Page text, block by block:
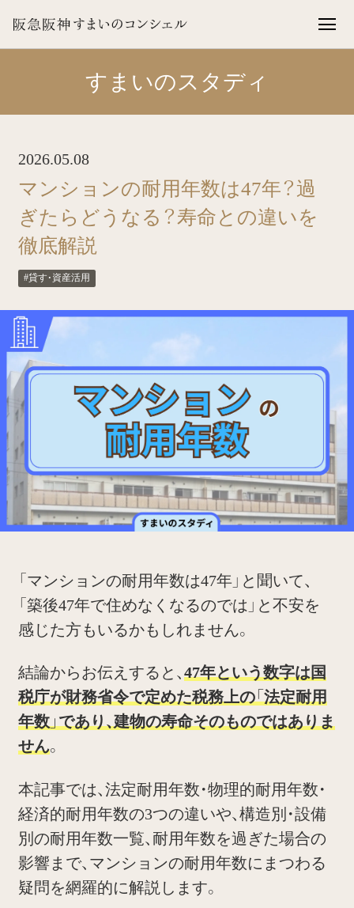
すまいのスタディ
2026.05.08
マンションの耐用年数は47年？過
ぎたらどうなる？寿命との違いを
徹底解説
#貸す・資産活用
「マンションの耐用年数は47年」と聞いて、
「築後47年で住めなくなるのでは」と不安を
感じた方もいるかもしれません。
結論からお伝えすると、47年という数字は国
税庁が財務省令で定めた税務上の「法定耐用
年数」であり、建物の寿命そのものではありま
せん。
本記事では、法定耐用年数・物理的耐用年数・
経済的耐用年数の3つの違いや、構造別・設備
別の耐用年数一覧、耐用年数を過ぎた場合の
影響まで、マンションの耐用年数にまつわる
疑問を網羅的に解説します。